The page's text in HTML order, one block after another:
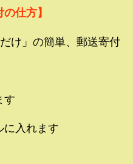
仕方】
け」の簡単、郵送寄付
す
入れます